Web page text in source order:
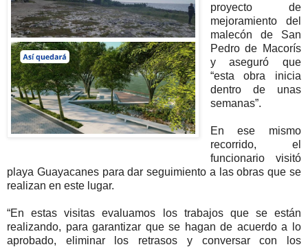
proyecto de
mejoramiento del
malecón de San
Pedro de Macorís
y aseguró que
“esta obra inicia
dentro de unas
semanas”.
En ese mismo
recorrido, el
funcionario visitó
playa Guayacanes para dar seguimiento a las obras que se
realizan en este lugar.
“En estas visitas evaluamos los trabajos que se están
realizando, para garantizar que se hagan de acuerdo a lo
aprobado, eliminar los retrasos y conversar con los